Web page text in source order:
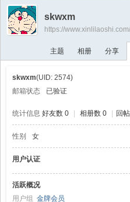
›
skwxm
https://
主题 相册 分享
skwxm(UID: 2574)
邮箱状态
已验证
统计信息 好友数 0 相册数 0 回
性别 女
用户认证
活跃概况
用户组 金牌会员